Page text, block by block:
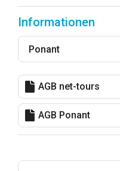
Informationen
Ponant
AGB net-tours
AGB Ponant